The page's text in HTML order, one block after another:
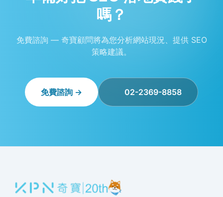
嗎？
免費諮詢 — 奇寶顧問將為您分析網站現況、提供 SEO
策略建議。
免費諮詢 → 02-2369-8858